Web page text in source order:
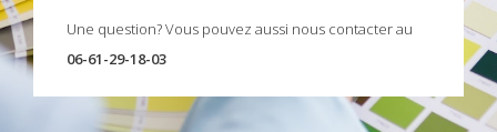
Une question? Vous pouvez aussi nous contacter au
06-61-29-18-03